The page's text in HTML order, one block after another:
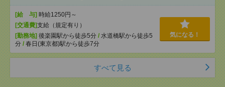
[給 与] 時給1250円～
[交通費]支給（規定有り）
[勤務地] 後楽園駅から徒歩5分 / 水道橋駅から徒歩5
分 / 春日(東京都)駅から徒歩7分
気になる！
すべて見る